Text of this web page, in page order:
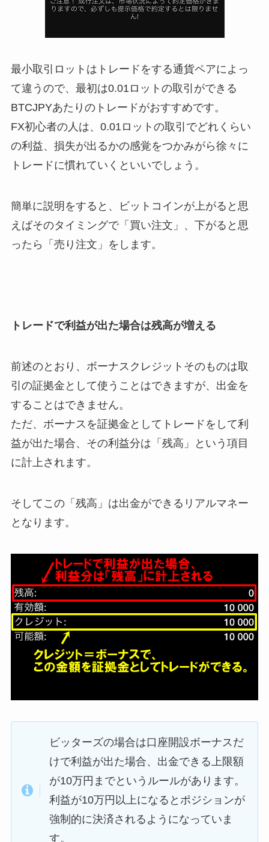
最小取引ロットはトレードをする通貨ペアによっ
て違うので、最初は0.01ロットの取引ができる
BTCJPYあたりのトレードがおすすめです。
FX初心者の人は、0.01ロットの取引でどれくらい
の利益、損失が出るかの感覚をつかみがら徐々に
トレードに慣れていくといいでしょう。
簡単に説明をすると、ビットコインが上がると思
えばそのタイミングで「買い注文」、下がると思
ったら「売り注文」をします。
トレードで利益が出た場合は残高が増える
前述のとおり、ボーナスクレジットそのものは取
引の証拠金として使うことはできますが、出金を
することはできません。
ただ、 ボーナスを証拠金としてトレードをして利
益が出た場合、その利益分は「残高」という項目
に計上 されます。
そしてこの「残高」は出金ができるリアルマネー
となります。
ビッターズの場合は口座開設ボーナスだ
けで利益が出た場合、出金できる上限額
が10万円までというルールがあります。
利益が10万円以上になるとポジションが
強制的に決済されるようになっていま
す。